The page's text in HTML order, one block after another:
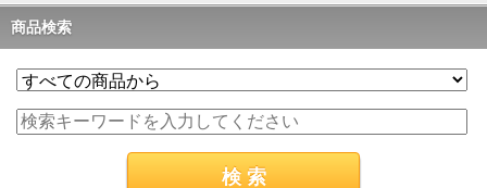
商品検索